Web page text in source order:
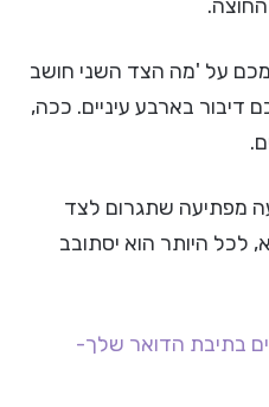
על 'מה הצד השני חושב
בארבע עיניים. ככה,
מפתיעה שתגרום לצד
לכל היותר הוא יסתובב
בתיבת הדואר שלך-